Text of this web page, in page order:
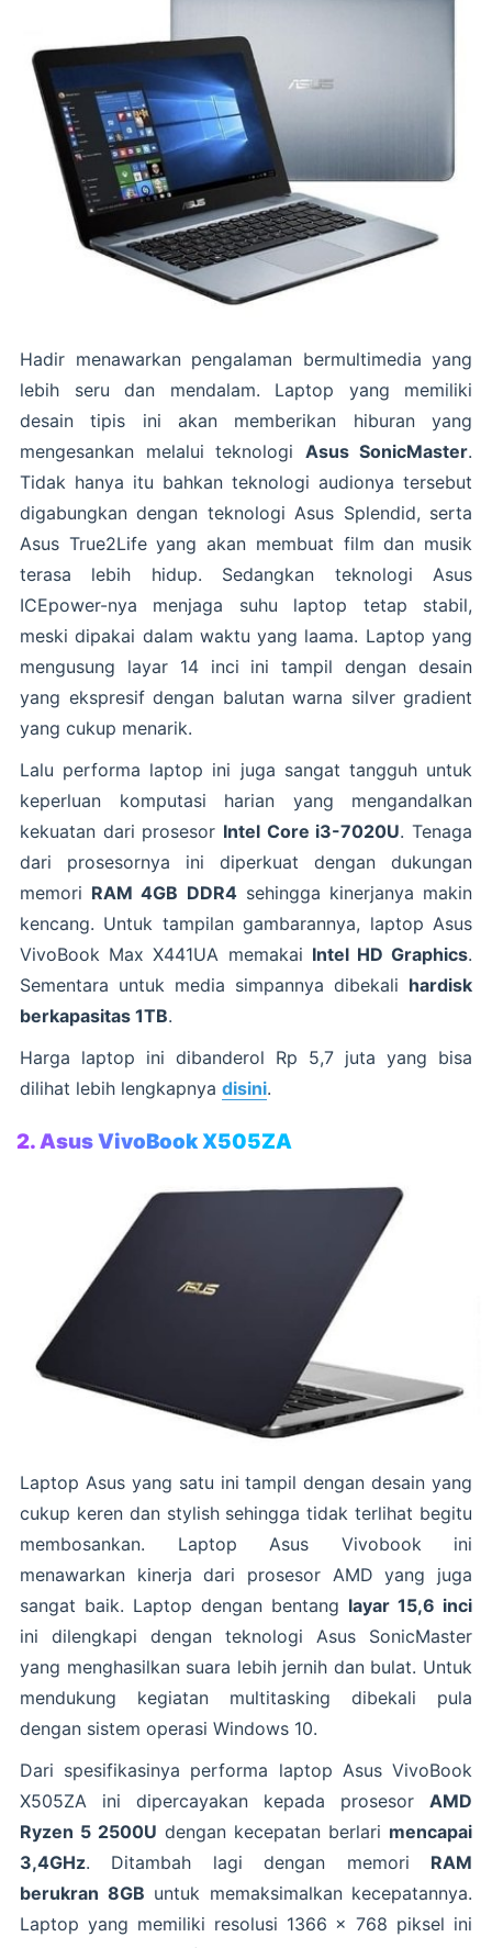
Hadir menawarkan pengalaman bermultimedia yang
lebih seru dan mendalam. Laptop yang memiliki
desain tipis ini akan memberikan hiburan yang
mengesankan melalui teknologi Asus SonicMaster.
Tidak hanya itu bahkan teknologi audionya tersebut
digabungkan dengan teknologi Asus Splendid, serta
Asus True2Life yang akan membuat film dan musik
terasa lebih hidup. Sedangkan teknologi Asus
ICEpower-nya menjaga suhu laptop tetap stabil,
meski dipakai dalam waktu yang laama. Laptop yang
mengusung layar 14 inci ini tampil dengan desain
yang ekspresif dengan balutan warna silver gradient
yang cukup menarik.
Lalu performa laptop ini juga sangat tangguh untuk
keperluan komputasi harian yang mengandalkan
kekuatan dari prosesor Intel Core i3-7020U. Tenaga
dari prosesornya ini diperkuat dengan dukungan
memori RAM 4GB DDR4sehingga kinerjanya makin
kencang. Untuk tampilan gambarannya, laptop Asus
VivoBook Max X441UA memakai Intel HD Graphics.
Sementara untuk media simpannya dibekali hardisk
berkapasitas 1TB.
Harga laptop ini dibanderol Rp 5,7 juta yang bisa
dilihat lebih lengkapnya disini.
2. Asus VivoBook X505ZA
Laptop Asus yang satu ini tampil dengan desain yang
cukup keren dan stylish sehingga tidak terlihat begitu
membosankan. Laptop Asus Vivobook ini
menawarkan kinerja dari prosesor AMD yang juga
sangat baik. Laptop dengan bentang layar 15,6 inci
ini dilengkapi dengan teknologi Asus SonicMaster
yang menghasilkan suara lebih jernih dan bulat. Untuk
mendukung kegiatan multitasking dibekali pula
dengan sistem operasi Windows 10.
Dari spesifikasinya performa laptop Asus VivoBook
X505ZA ini dipercayakan kepada prosesor AMD
Ryzen 5 2500U dengan kecepatan berlari mencapai
3,4GHz. Ditambah lagi dengan memori RAM
berukran 8GB untuk memaksimalkan kecepatannya.
Laptop yang memiliki resolusi 1366 x 768 piksel ini